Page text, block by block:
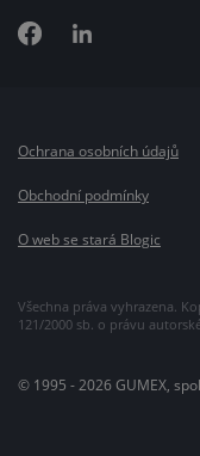
Všechna práva vyhrazena.
121/2000 sb. o právu
Ochrana osobních údajů
Obchodní podmínky
O web se stará Blogic
© 1995 - 2026 GUMEX,